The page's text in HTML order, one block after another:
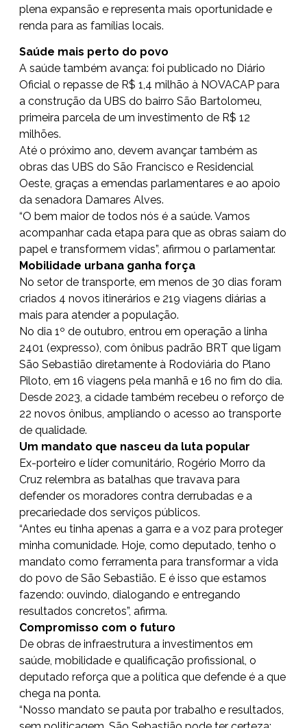
plena expansão e representa mais oportunidade e
renda para as famílias locais.
Saúde mais perto do povo
A saúde também avança: foi publicado no Diário
Oficial o repasse de R$ 1,4 milhão à NOVACAP para
a construção da UBS do bairro São Bartolomeu,
primeira parcela de um investimento de R$ 12
milhões.
Até o próximo ano, devem avançar também as
obras das UBS do São Francisco e Residencial
Oeste, graças a emendas parlamentares e ao apoio
da senadora Damares Alves.
“O bem maior de todos nós é a saúde. Vamos
acompanhar cada etapa para que as obras saiam do
papel e transformem vidas”, afirmou o parlamentar.
Mobilidade urbana ganha força
No setor de transporte, em menos de 30 dias foram
criados 4 novos itinerários e 219 viagens diárias a
mais para atender a população.
No dia 1º de outubro, entrou em operação a linha
2401 (expresso), com ônibus padrão BRT que ligam
São Sebastião diretamente à Rodoviária do Plano
Piloto, em 16 viagens pela manhã e 16 no fim do dia.
Desde 2023, a cidade também recebeu o reforço de
22 novos ônibus, ampliando o acesso ao transporte
de qualidade.
Um mandato que nasceu da luta popular
Ex-porteiro e líder comunitário, Rogério Morro da
Cruz relembra as batalhas que travava para
defender os moradores contra derrubadas e a
precariedade dos serviços públicos.
“Antes eu tinha apenas a garra e a voz para proteger
minha comunidade. Hoje, como deputado, tenho o
mandato como ferramenta para transformar a vida
do povo de São Sebastião. E é isso que estamos
fazendo: ouvindo, dialogando e entregando
resultados concretos”, afirma.
Compromisso com o futuro
De obras de infraestrutura a investimentos em
saúde, mobilidade e qualificação profissional, o
deputado reforça que a política que defende é a que
chega na ponta.
“Nosso mandato se pauta por trabalho e resultados,